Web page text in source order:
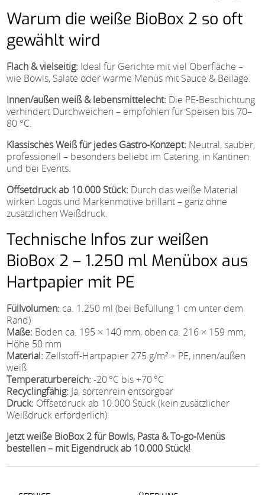
Warum die weiße BioBox 2 so oft
gewählt wird
Flach & vielseitig: Ideal für Gerichte mit viel Oberfläche –
wie Bowls, Salate oder warme Menüs mit Sauce & Beilage.
Innen/außen weiß & lebensmittelecht: Die PE-Beschichtung
verhindert Durchweichen – empfohlen für Speisen bis 70–
80 °C.
Klassisches Weiß für jedes Gastro-Konzept: Neutral, sauber,
professionell – besonders beliebt im Catering, in Kantinen
und bei Events.
Offsetdruck ab 10.000 Stück: Durch das weiße Material
wirken Logos und Markenmotive brillant – ganz ohne
zusätzlichen Weißdruck.
Technische Infos zur weißen
BioBox 2 – 1.250 ml Menübox aus
Hartpapier mit PE
Füllvolumen: ca. 1.250 ml (bei Befüllung 1 cm unter dem
Rand)
Maße: Boden ca. 195 × 140 mm, oben ca. 216 × 159 mm,
Höhe 50 mm
Material: Zellstoff-Hartpapier 275 g/m² + PE, innen/außen
weiß
Temperaturbereich: -20 °C bis +70 °C
Recyclingfähig: Ja, sortenrein entsorgbar
Druck: Offsetdruck ab 10.000 Stück (kein zusätzlicher
Weißdruck erforderlich)
Jetzt weiße BioBox 2 für Bowls, Pasta & To-go-Menüs
bestellen – mit Eigendruck ab 10.000 Stück!